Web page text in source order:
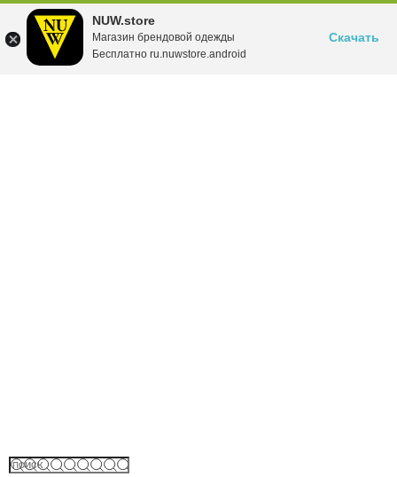
NUW.store
Магазин брендовой одежды
Бесплатно ru.nuwstore.android
Скачать